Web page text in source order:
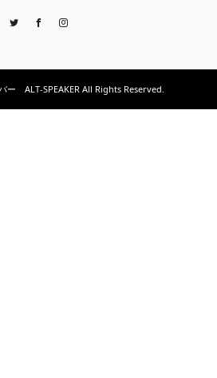
TwitterFacebook
ー ALT-SPEAKER All Rights Reserved.